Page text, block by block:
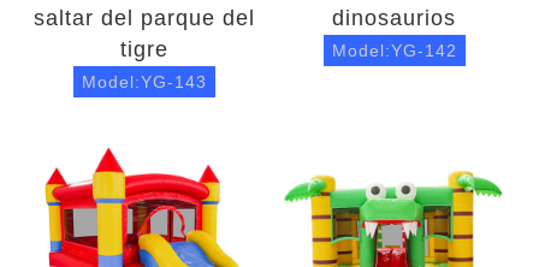
saltar del parque del
tigre
Model:YG-143
dinosaurios
Model:YG-142